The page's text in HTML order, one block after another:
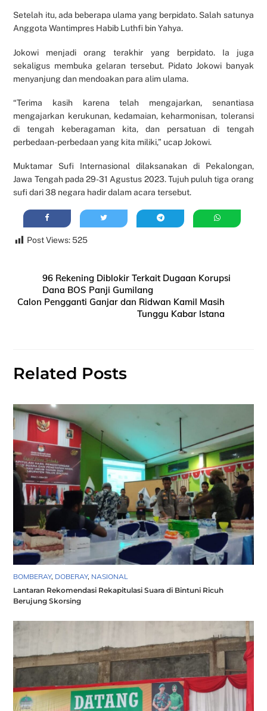
Setelah itu, ada beberapa ulama yang berpidato. Salah satunya
Anggota Wantimpres Habib Luthfi bin Yahya.
Jokowi menjadi orang terakhir yang berpidato. Ia juga
sekaligus membuka gelaran tersebut. Pidato Jokowi banyak
menyanjung dan mendoakan para alim ulama.
“Terima kasih karena telah mengajarkan, senantiasa
mengajarkan kerukunan, kedamaian, keharmonisan, toleransi
di tengah keberagaman kita, dan persatuan di tengah
perbedaan-perbedaan yang kita miliki,” ucap Jokowi.
Muktamar Sufi Internasional dilaksanakan di Pekalongan,
Jawa Tengah pada 29-31 Agustus 2023. Tujuh puluh tiga orang
sufi dari 38 negara hadir dalam acara tersebut.
Post Views: 525
96 Rekening Diblokir Terkait Dugaan Korupsi
Dana BOS Panji Gumilang
Calon Pengganti Ganjar dan Ridwan Kamil Masih
Tunggu Kabar Istana
Related Posts
BOMBERAY, DOBERAY, NASIONAL
Lantaran Rekomendasi Rekapitulasi Suara di Bintuni Ricuh
Berujung Skorsing